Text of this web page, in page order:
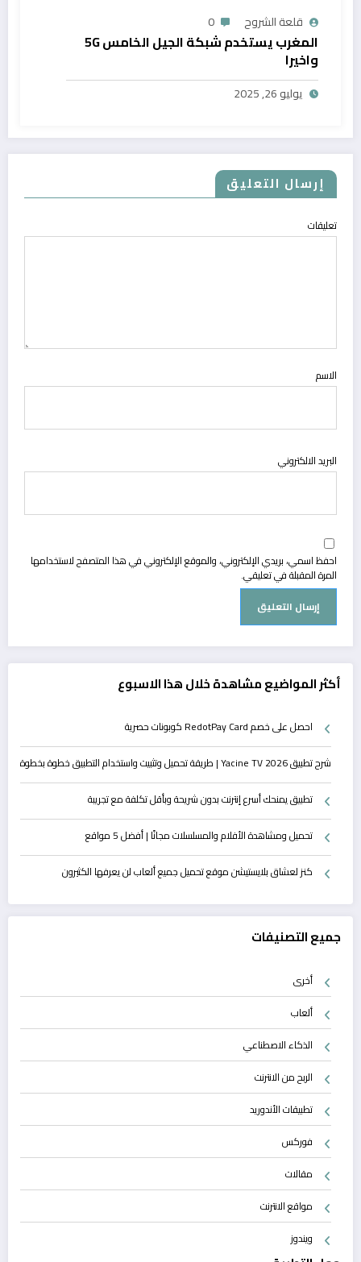
قلعة الشروح 0
المغرب يستخدم شبكة الجيل الخامس 5G
واخيرا
يوليو 26, 2025
إرسال التعليق
تعليقات
الاسم
البريد الالكتروني
احفظ اسمي، بريدي الإلكتروني، والموقع الإلكتروني في هذا المتصفح لاستخدامها
المرة المقبلة في تعليقي.
أكثر المواضيع مشاهدة خلال هذا الاسبوع
احصل على خصم RedotPay Card كوبونات حصرية
شرح تطبيق Yacine TV 2026 | طريقة تحميل وتثبيت واستخدام التطبيق خطوة بخطوة
تطبيق يمنحك أسرع إنترنت بدون شريحة وبأقل تكلفة مع تجريبة
تحميل ومشاهدة الأفلام والمسلسلات مجانًا | أفضل 5 مواقع
كنز لعشاق بلايستيشن موقع تحميل جميع ألعاب لن يعرفها الكثيرون
جميع التصنيفات
أخرى
ألعاب
الذكاء الاصطناعي
الربح من الانترنت
تطبيقات الأندوريد
فوركس
مقالات
مواقع الانترنت
ويندوز